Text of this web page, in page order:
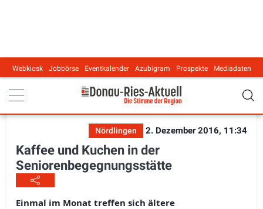
Main navigation
Webkiosk Jobbörse Eventkalender Azubigram Prospekte Mediadaten
Nördlingen 2. Dezember 2016, 11:34
Kaffee und Kuchen in der
Seniorenbegegnungsstätte
Einmal im Monat treffen sich ältere